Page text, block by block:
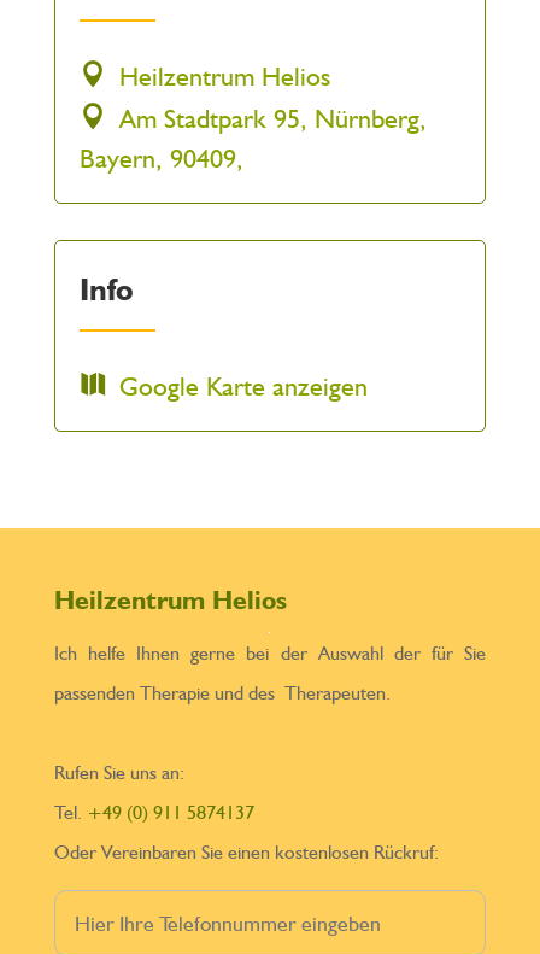
Heilzentrum Helios
Am Stadtpark 95, Nürnberg,
Bayern, 90409,
Info
Google Karte anzeigen
Heilzentrum Helios
Ich helfe Ihnen gerne bei der Auswahl der für Sie
passenden Therapie und des Therapeuten.
Rufen Sie uns an:
Tel. +49 (0) 911 5874137
Oder Vereinbaren Sie einen kostenlosen Rückruf: